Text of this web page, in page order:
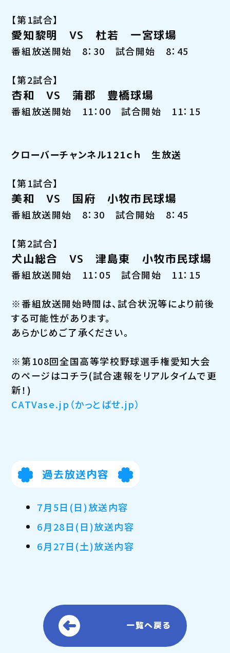
【第1試合】
愛知黎明 VS 杜若 一宮球場
番組放送開始 8：30 試合開始 8：45
【第2試合】
杏和 VS 蒲郡 豊橋球場
番組放送開始 11：00 試合開始 11：15
クローバーチャンネル121ｃｈ 生放送
【第1試合】
美和 VS 国府 小牧市民球場
番組放送開始 8：30 試合開始 8：45
【第2試合】
犬山総合 VS 津島東 小牧市民球場
番組放送開始 11：05 試合開始 11：15
※番組放送開始時間は、試合状況等により前後
する可能性があります。
あらかじめご了承ください。
※第108回全国高等学校野球選手権愛知大会
のページはコチラ(試合速報をリアルタイムで更
新！)
CATVase.jp（かっとばせ.jp）
過去放送内容
7月5日(日)放送内容
6月28日(日)放送内容
6月27日(土)放送内容
一覧へ戻る